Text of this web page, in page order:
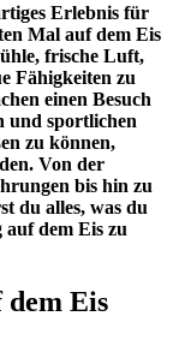
Erlebnis für
Mal auf dem Eis
frische Luft,
Fähigkeiten zu
einen Besuch
und sportlichen
zu können,
Von der
bis hin zu
du alles, was du
auf dem Eis zu
dem Eis